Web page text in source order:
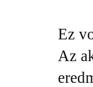
Ez
Az